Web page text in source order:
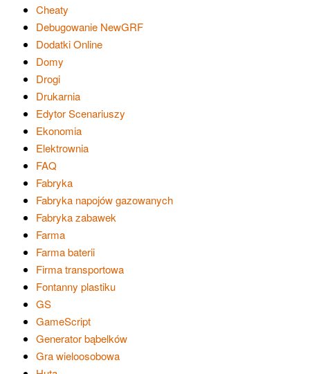
Cheaty
Debugowanie NewGRF
Dodatki Online
Domy
Drogi
Drukarnia
Edytor Scenariuszy
Ekonomia
Elektrownia
FAQ
Fabryka
Fabryka napojów gazowanych
Fabryka zabawek
Farma
Farma baterii
Firma transportowa
Fontanny plastiku
GS
GameScript
Generator bąbelków
Gra wieloosobowa